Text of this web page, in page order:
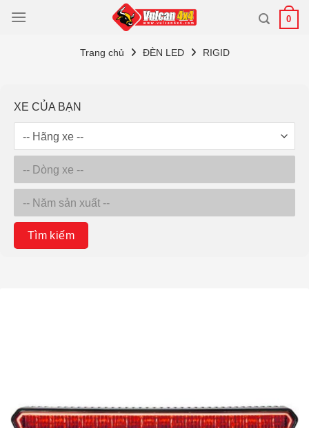
qua
0
Trang chủ ĐÈN LED RIGID
XE CỦA BẠN
Tìm kiếm